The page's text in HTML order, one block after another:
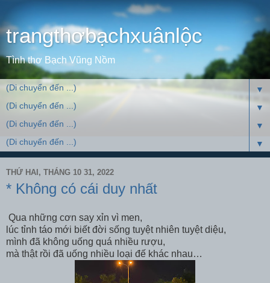
trangthơbạchxuânlộc
Tình thơ Bạch Vũng Nồm
▼
▼
▼
▼
THỨ HAI, THÁNG 10 31, 2022
* Không có cái duy nhất
Qua những cơn say xỉn vì men,
lúc tỉnh táo mới biết đời sống tuyệt nhiên tuyệt diệu,
mình đã không uống quá nhiều rượu,
mà thật rồi đã uống nhiều loại đế khác nhau…